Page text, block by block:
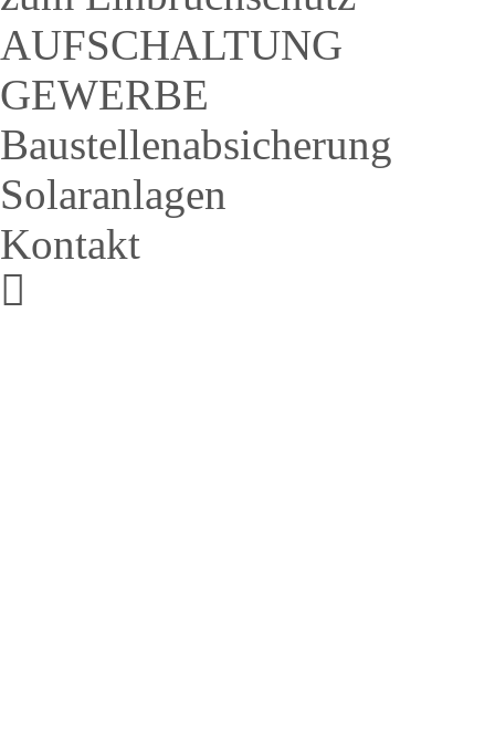
AUFSCHALTUNG
GEWERBE
Baustellenabsicherung
Solaranlagen
Kontakt